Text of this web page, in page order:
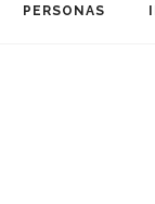
PERSONAS